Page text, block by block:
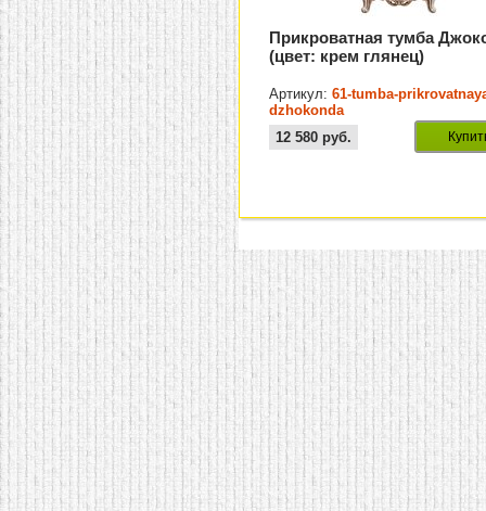
Прикроватная тумба
(цвет: крем глянец)
Артикул:61-tumba-
dzhokonda
12 580 руб.